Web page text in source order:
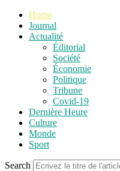
Home
Journal
Actualité
Éditorial
Société
Économie
Politique
Tribune
Covid-19
Dernière Heure
Culture
Monde
Sport
Search